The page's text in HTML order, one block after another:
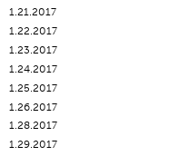
1.21.2017
1.22.2017
1.23.2017
1.24.2017
1.25.2017
1.26.2017
1.28.2017
1.29.2017